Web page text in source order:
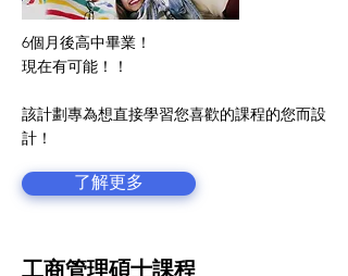
6個月後高中畢業！
現在有可能！！
該計劃專為想直接學習您喜歡的課程的您而設
計！
了解更多
工商管理碩士課程